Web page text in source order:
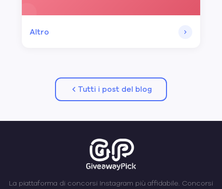
Altro
Tutti i post del blog
La piattaforma di concorsi Instagram più affidabile. Concorsi